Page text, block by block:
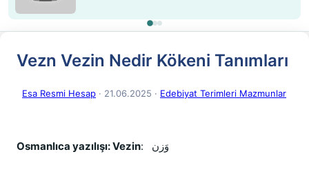
Vezn Vezin Nedir Kökeni Tanımları
Esa Resmi Hesap · 21.06.2025 · Edebiyat Terimleri Mazmunlar
Osmanlıca yazılışı: Vezin: وَزن